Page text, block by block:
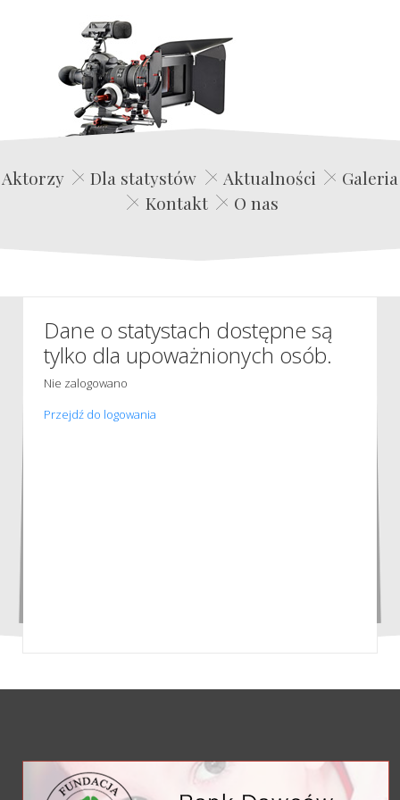
Edwin Film Agencja Aktorska
Aktorzy Dla statystów Aktualności
Galeria
Kontakt
O nas
Dane o statystach dostępne są
tylko dla upoważnionych osób.
Nie zalogowano
Przejdź do logowania